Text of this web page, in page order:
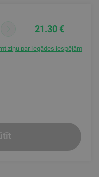
21.30 €
ziņu par iegādes iespējām